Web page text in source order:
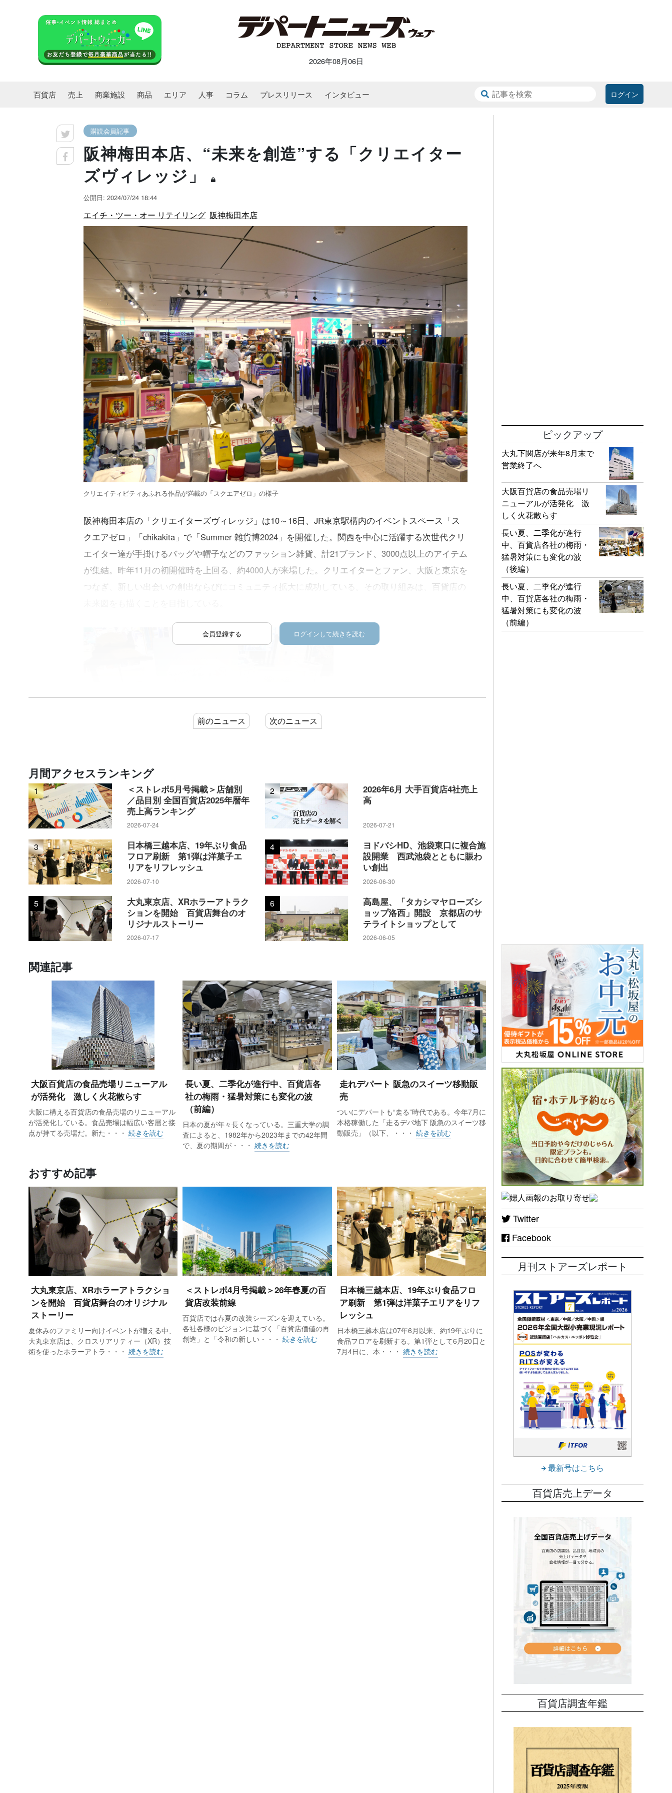
2026年08月06日
ログイン
百貨店 売上 商業施設 商品 エリア 人事 コラム プレスリリース インタビュー
購読会員記事
阪神梅田本店、“未来を創造”する「クリエイター
ズヴィレッジ」
公開日: 2024/07/24 18:44
エイチ・ツー・オー リテイリング 阪神梅田本店
クリエイティビティあふれる作品が満載の「スクエアゼロ」の様子
会員登録する ログインして続きを読む
阪神梅田本店の「クリエイターズヴィレッジ」は10～16日、JR東京駅構内のイベントスペース「ス
クエアゼロ」「chikakita」で「Summer 雑貨博2024」を開催した。関西を中心に活躍する次世代クリ
エイター達が手掛けるバッグや帽子などのファッション雑貨、計21ブランド、3000点以上のアイテム
が集結。昨年11月の初開催時を上回る、約4000人が来場した。クリエイターとファン、大阪と東京を
つなぎ、新しい出会いの創出ならびにコミュニティ拡大に成功している。その取り組みは、百貨店の
夏らしい装いを打ち出し、往来する人達の関心を集める
新しいコミュニティを形成し、「顧客接点の拡大」目指す
クリエイターズヴィレッジは、2021年10月に同店2階にオープンした。「次世代のクリエイターに出
会える唯一無二のクリエイションと触れ合うクリエイターとのコミュニティベース」を生み出すプロ
ジェクトとして展開。関西地方もしくはオンラインで活躍するクリエイターが多く参加し、週替わり
で、物販、ワークショップ、ライブ配信、展示会、トークショーなど様々なイベントを行っている。
スクエアゼロでは昨年11月に初開催。「Local Creators Department～powered by 阪神梅田本店
中山陽介氏は「普段にはない直接、接客販売する機会を得たことで、顧客動向がわかり、次のプロダ
クトに生かせるという声をもらった」と話す。期間中の来場客は3000人を超え、大盛況となった。
2回目となる今回は前回とは異なり、普段からBtoCで作品を販売し、すでにファンも付いているクリ
エイター達が参加した。開催場所はスクエアゼロに加え、歩いて数秒の場所にあるchikakitaも利用。
た。
スペース内の装飾や商品は、あえて高さを出してレイアウトしたり、極力夏らしいカラーで揃えたり
とシーズン性を打ち出し、彩り豊かに“魅せる”ことを意識した。メイン会場であるスクエアゼロは駅
れ返るほどいるとはいえ、その立地特性を生かし、より多くの客を取り組む策を講じた。各クリエイ
ターのファンをはじめ大勢の客で賑わい、来場客は前回を上回る約4000人となった。
イベントの狙いについて、中山氏は「顧客接点の拡大」を挙げる。その1つ目は「新客獲得」。「東
京駅というと、今では世界中から人が集まってくる場所。ここでしか出会えない新しいお客様がいる
のではないか」（中山氏）日本屈指の交通拠点での発信に、勝算があると判断した。実際にオープン
前から閉鎖用のポールをよけて、熱心に作品に見入る人もいたという。
2つ目は「既存顧客への接点提供」。参加したクリエイターの活動拠点は大阪がメインで、中にはオ
ンライン上で活動している人もいる。東京在住のファンにとっては、直接クリエイターから作品を購
入できるまたとないチャンス。一方、クリエイターにとっても、自身のファンと直に交流できる貴重
な場となっている。来場者の中には、仕事の昼休み中に来て、仕事終わりに再度足を運んだ人もいた
前のニュース 次のニュース
月間アクセスランキング
1
＜ストレポ5月号掲載＞店舗別
／品目別 全国百貨店2025年暦年
売上高ランキング
2026-07-24
2
2026年6月 大手百貨店4社売上
高
2026-07-21
3
日本橋三越本店、19年ぶり食品
フロア刷新 第1弾は洋菓子エ
リアをリフレッシュ
2026-07-10
4
ヨドバシHD、池袋東口に複合施
設開業 西武池袋とともに賑わ
い創出
2026-06-30
5
大丸東京店、XRホラーアトラク
ションを開始 百貨店舞台のオ
リジナルストーリー
2026-07-17
6
高島屋、「タカシマヤローズシ
ョップ洛西」開設 京都店のサ
テライトショップとして
2026-06-05
関連記事
大阪百貨店の食品売場リニューアル
が活発化 激しく火花散らす
大阪に構える百貨店の食品売場のリニューアル
が活発化している。食品売場は幅広い客層と接
点が持てる売場だ。新た・・・ 続きを読む
長い夏、二季化が進行中、百貨店各
社の梅雨・猛暑対策にも変化の波
（前編）
日本の夏が年々長くなっている。三重大学の調
査によると、1982年から2023年までの42年間
で、夏の期間が・・・続きを読む
走れデパート 阪急のスイーツ移動販
売
ついにデパートも“走る”時代である。今年7月に
本格稼働した「走るデパ地下 阪急のスイーツ移
動販売」（以下、・・・ 続きを読む
おすすめ記事
大丸東京店、XRホラーアトラクショ
ンを開始 百貨店舞台のオリジナル
ストーリー
夏休みのファミリー向けイベントが増える中、
大丸東京店は、クロスリアリティー（XR）技
術を使ったホラーアトラ・・・ 続きを読む
＜ストレポ4月号掲載＞26年春夏の百
貨店改装前線
百貨店では春夏の改装シーズンを迎えている。
各社各様のビジョンに基づく「百貨店価値の再
創造」と「令和の新しい・・・続きを読む
日本橋三越本店、19年ぶり食品フロ
ア刷新 第1弾は洋菓子エリアをリフ
レッシュ
日本橋三越本店は07年6月以来、約19年ぶりに
食品フロアを刷新する。第1弾として6月20日と
7月4日に、本・・・ 続きを読む
ピックアップ
大丸下関店が来年8月末で
営業終了へ
大阪百貨店の食品売場リ
ニューアルが活発化 激
しく火花散らす
長い夏、二季化が進行
中、百貨店各社の梅雨・
猛暑対策にも変化の波
（後編）
長い夏、二季化が進行
中、百貨店各社の梅雨・
猛暑対策にも変化の波
（前編）
Twitter
Facebook
月刊ストアーズレポート
最新号はこちら
百貨店売上データ
百貨店調査年鑑